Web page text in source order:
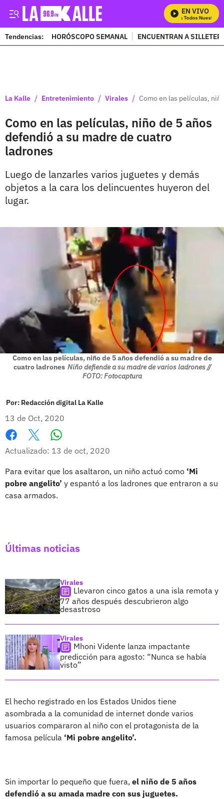
EN VIVO
Mira Todos Nuestros
Tendencias: HORÓSCOPO SEMANAL ENCUENTRAN A
La Kalle / Entretenimiento / Virales / Como en las películas,
Como en las películas, niño de 5 años
defendió a su madre de cuatro
ladrones
Luego de lanzarles varios juguetes y demás
objetos a la cara los delincuentes huyeron del
lugar.
Como en las películas, niño de 5 años defendió a su madre de
cuatro ladrones Niño defiende a su madre de varios ladrones //
FOTO: Fotocaptura
Por: Redacción digital La Kalle
13 de Oct, 2020
Facebook
X
Actualizado: 13 de oct, 2020
Para evitar que los asaltaron, un niño actuó como ‘Mi
pobre angelito’ y espantó a los ladrones que entraron a su
casa armados.
Últimas noticias
Virales
Llevaron cinco gatos a una isla remota y
77 años después descubrieron algo
desastroso
Virales
Mhoni Vidente lanza impactante
predicción para agosto: “Nunca se había
visto”
El hecho registrado en los Estados Unidos tiene
asombrada a la comunidad de internet donde varios
usuarios compararon al niño con el protagonista de la
famosa película ‘Mi pobre angelito’.
Sin importar lo pequeño que fuera, el niño de 5 años
defendió a su amada madre con sus juguetes.